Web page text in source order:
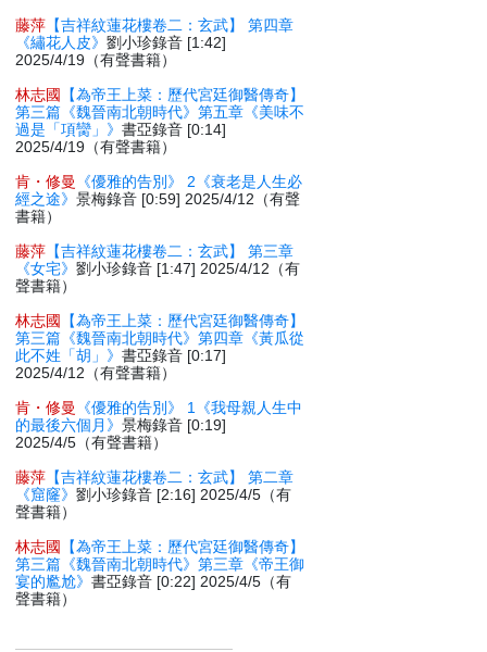
藤萍 【吉祥紋蓮花樓卷二：玄武】 第四章
《繡花人皮》劉小珍錄音 [1:42]
2025/4/19（有聲書籍）
林志國
【為帝王上菜：歷代宮廷御醫傳奇】
第三篇《魏晉南北朝時代》第五章《美味不
過是「項臠」》書亞錄音 [0:14]
2025/4/19（有聲書籍）
肯・修曼
《優雅的告別》 2《衰老是人生必
經之途》景梅錄音 [0:59] 2025/4/12（有聲
書籍）
藤萍 【吉祥紋蓮花樓卷二：玄武】 第三章
《女宅》劉小珍錄音 [1:47] 2025/4/12（有
聲書籍）
林志國
【為帝王上菜：歷代宮廷御醫傳奇】
第三篇《魏晉南北朝時代》第四章《黃瓜從
此不姓「胡」》書亞錄音 [0:17]
2025/4/12（有聲書籍）
肯・修曼
《優雅的告別》 1《我母親人生中
的最後六個月》景梅錄音 [0:19]
2025/4/5（有聲書籍）
藤萍 【吉祥紋蓮花樓卷二：玄武】 第二章
《窟窿》劉小珍錄音 [2:16] 2025/4/5（有
聲書籍）
林志國
【為帝王上菜：歷代宮廷御醫傳奇】
第三篇《魏晉南北朝時代》第三章《帝王御
宴的尷尬》書亞錄音 [0:22] 2025/4/5（有
聲書籍）